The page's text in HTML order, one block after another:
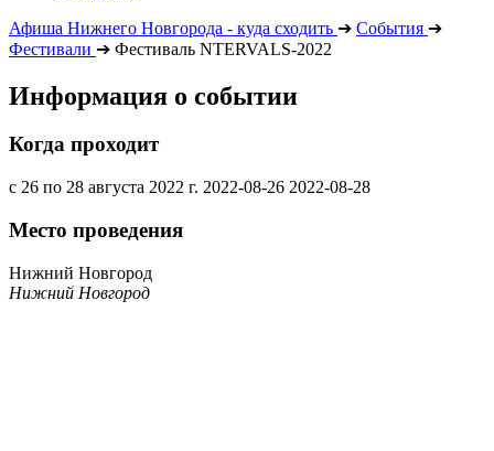
Афиша Нижнего Новгорода - куда сходить ➔ События ➔
Фестивали ➔ Фестиваль NTERVALS-2022
Информация о событии
Когда проходит
с 26 по 28 августа 2022 г. 2022-08-26 2022-08-28
Место проведения
Нижний Новгород
Нижний Новгород